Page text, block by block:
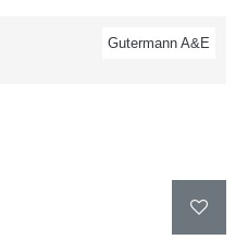
Gutermann A&E